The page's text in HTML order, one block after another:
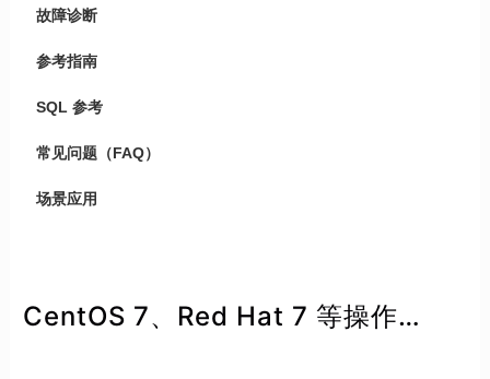
故障诊断
参考指南
SQL 参考
常见问题（FAQ）
场景应用
CentOS 7、Red Hat 7 等操作系统下部署集群